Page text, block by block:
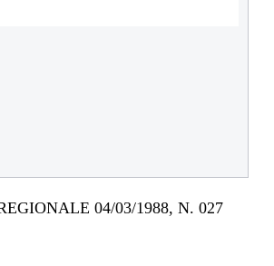
04/03/1988, N. 027